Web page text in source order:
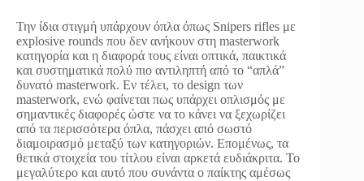
Την ίδια στιγμή υπάρχουν όπλα όπως Snipers rifles με
explosive rounds που δεν ανήκουν στη masterwork
κατηγορία και η διαφορά τους είναι οπτικά, παικτικά
και συστηματικά πολύ πιο αντιληπτή από το “απλά”
δυνατό masterwork. Εν τέλει, το design των
masterwork, ενώ φαίνεται πως υπάρχει οπλισμός με
σημαντικές διαφορές ώστε να το κάνει να ξεχωρίζει
από τα περισσότερα όπλα, πάσχει από σωστό
διαμοιρασμό μεταξύ των κατηγοριών. Επομένως, τα
θετικά στοιχεία του τίτλου είναι αρκετά ευδιάκριτα. Το
μεγαλύτερο και αυτό που συνάντα ο παίκτης αμέσως